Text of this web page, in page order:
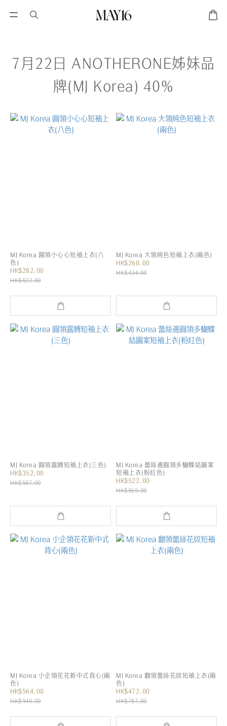
7月22日 ANOTHERONE姊妹品
牌(MJ Korea) 40%
MJ Korea 圓領小心心短袖上衣(八
色)
HK$282.00
HK$822.00
MJ Korea 大領純色短袖上衣(兩色)
HK$260.00
HK$434.00
MJ Korea 圓領露膊短袖上衣(三色)
HK$352.00
HK$587.00
MJ Korea 蕾絲邊圓領多蝴蝶結圖案
短袖上衣(粉紅色)
HK$522.00
HK$869.00
MJ Korea 小企領花花新中式背心(兩
色)
HK$564.00
HK$940.00
MJ Korea 翻領蕾絲花紋短袖上衣(兩
色)
HK$472.00
HK$787.00